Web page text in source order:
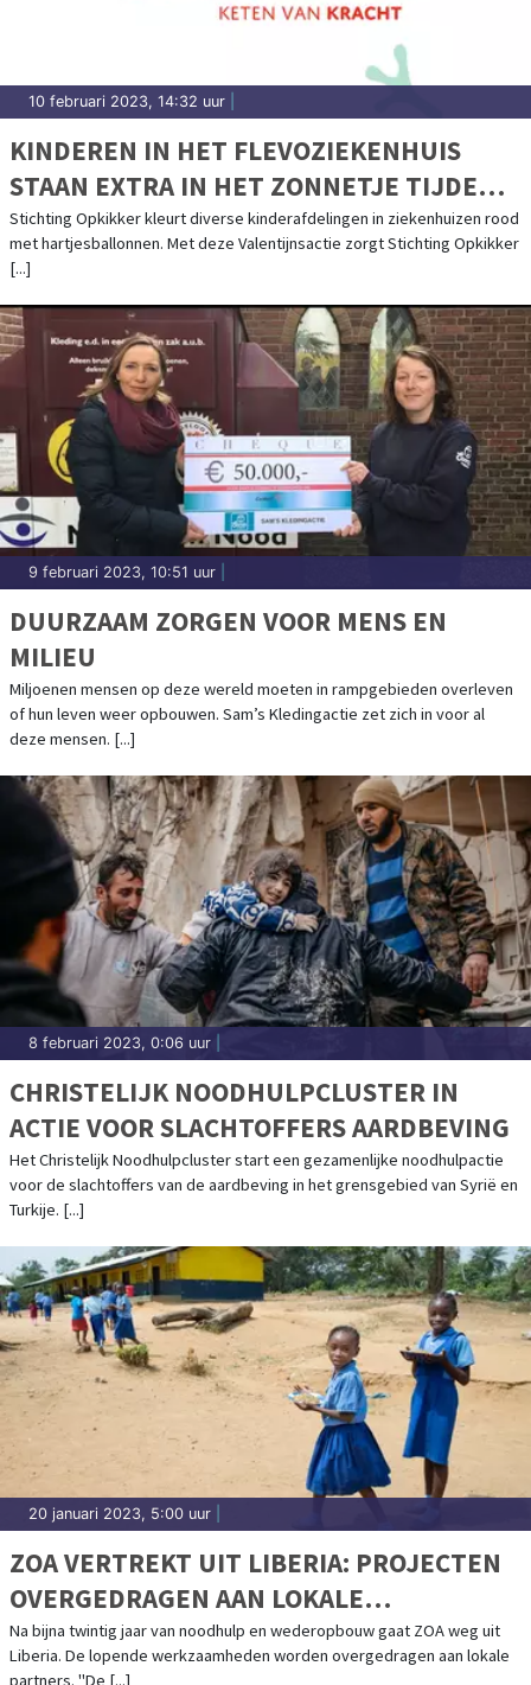
10 februari 2023, 14:32 uur
KINDEREN IN HET FLEVOZIEKENHUIS
STAAN EXTRA IN HET ZONNETJE TIJDENS
VALENTIJNSDAG
Stichting Opkikker kleurt diverse kinderafdelingen in ziekenhuizen rood
met hartjesballonnen. Met deze Valentijnsactie zorgt Stichting Opkikker
[...]
9 februari 2023, 10:51 uur
DUURZAAM ZORGEN VOOR MENS EN
MILIEU
Miljoenen mensen op deze wereld moeten in rampgebieden overleven
of hun leven weer opbouwen. Sam’s Kledingactie zet zich in voor al
deze mensen. [...]
8 februari 2023, 0:06 uur
CHRISTELIJK NOODHULPCLUSTER IN
ACTIE VOOR SLACHTOFFERS AARDBEVING
Het Christelijk Noodhulpcluster start een gezamenlijke noodhulpactie
voor de slachtoffers van de aardbeving in het grensgebied van Syrië en
Turkije. [...]
20 januari 2023, 5:00 uur
ZOA VERTREKT UIT LIBERIA: PROJECTEN
OVERGEDRAGEN AAN LOKALE
ORGANISATIES
Na bijna twintig jaar van noodhulp en wederopbouw gaat ZOA weg uit
Liberia. De lopende werkzaamheden worden overgedragen aan lokale
partners. "De [...]